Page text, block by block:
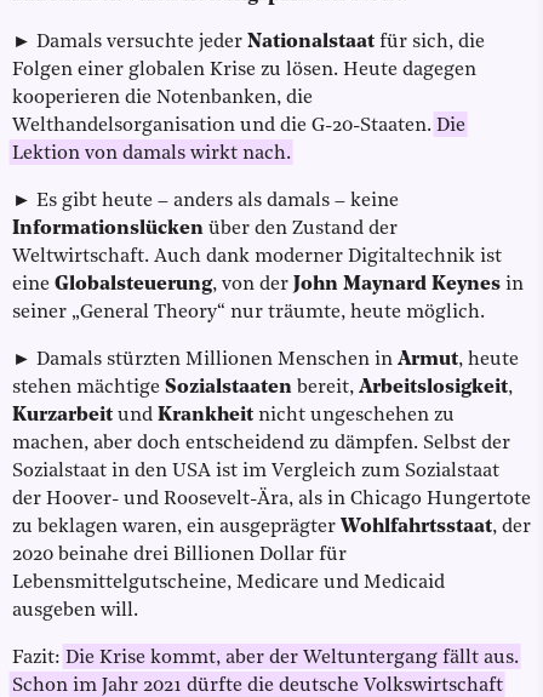
► Damals versuchte jeder Nationalstaat für sich, die
Folgen einer globalen Krise zu lösen. Heute dagegen
kooperieren die Notenbanken, die
Welthandelsorganisation und die G-20-Staaten. Die
Lektion von damals wirkt nach.
► Es gibt heute – anders als damals – keine
Informationslücken über den Zustand der
Weltwirtschaft. Auch dank moderner Digitaltechnik ist
eine Globalsteuerung, von der John Maynard Keynes in
seiner „General Theory“ nur träumte, heute möglich.
► Damals stürzten Millionen Menschen in Armut, heute
stehen mächtige Sozialstaaten bereit, Arbeitslosigkeit,
Kurzarbeit und Krankheit nicht ungeschehen zu
machen, aber doch entscheidend zu dämpfen. Selbst der
Sozialstaat in den USA ist im Vergleich zum Sozialstaat
der Hoover- und Roosevelt-Ära, als in Chicago Hungertote
zu beklagen waren, ein ausgeprägter Wohlfahrtsstaat, der
2020 beinahe drei Billionen Dollar für
Lebensmittelgutscheine, Medicare und Medicaid
ausgeben will.
Fazit: Die Krise kommt, aber der Weltuntergang fällt aus.
Schon im Jahr 2021 dürfte die deutsche Volkswirtschaft